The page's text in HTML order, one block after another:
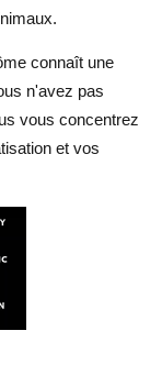
tiers
connaît une
n'avez pas
vous concentrez
et vos